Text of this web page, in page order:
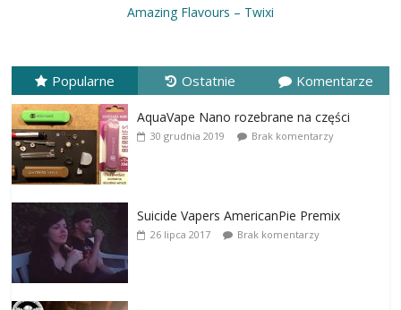
Amazing Flavours – Twixi
Popularne Ostatnie Komentarze
AquaVape Nano rozebrane na części
30 grudnia 2019 Brak komentarzy
Suicide Vapers AmericanPie Premix
26 lipca 2017 Brak komentarzy